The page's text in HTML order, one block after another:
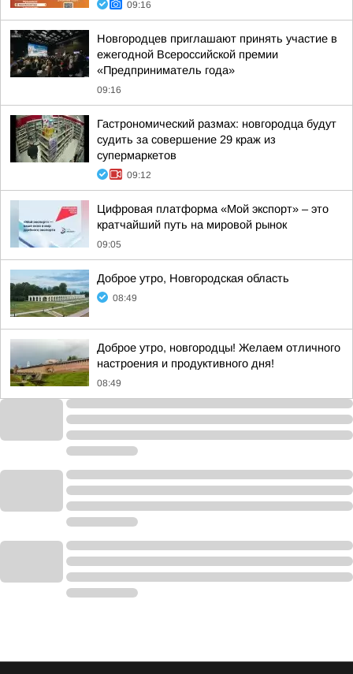
09:16
Новгородцев приглашают принять участие в
ежегодной Всероссийской премии
«Предприниматель года»
09:16
Гастрономический размах: новгородца будут
судить за совершение 29 краж из
супермаркетов
09:12
Цифровая платформа «Мой экспорт» – это
кратчайший путь на мировой рынок
09:05
Доброе утро, Новгородская область
08:49
Доброе утро, новгородцы! Желаем отличного
настроения и продуктивного дня!
08:49